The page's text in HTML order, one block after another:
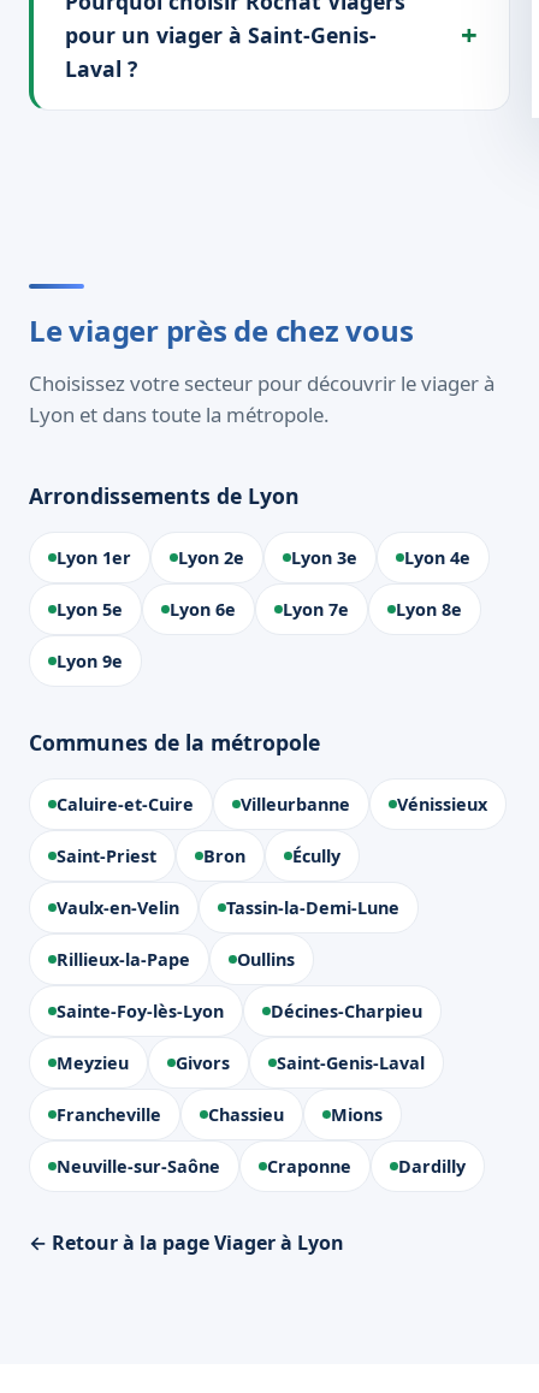
pour un viager à Saint-Genis-
Laval ?
Le viager près de chez vous
Choisissez votre secteur pour découvrir le viager à
Lyon et dans toute la métropole.
Arrondissements de Lyon
Lyon 1er Lyon 2e Lyon 3e Lyon 4e
Lyon 5e Lyon 6e Lyon 7e Lyon 8e
Lyon 9e
Communes de la métropole
Caluire-et-Cuire Villeurbanne Vénissieux
Saint-Priest Bron Écully
Vaulx-en-Velin Tassin-la-Demi-Lune
Rillieux-la-Pape Oullins
Sainte-Foy-lès-Lyon Décines-Charpieu
Meyzieu Givors Saint-Genis-Laval
Francheville Chassieu Mions
Neuville-sur-Saône Craponne Dardilly
← Retour à la page Viager à Lyon